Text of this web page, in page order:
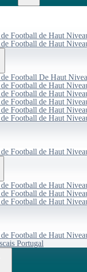
Football de Haut
Football de Haut
Football De Haut
Football de Haut
Football de Haut
Football de Haut
Football de Haut
Football de Haut
Football de Haut
Football de Haut
Football de Haut
Football de Haut
Football de Haut
Portugal